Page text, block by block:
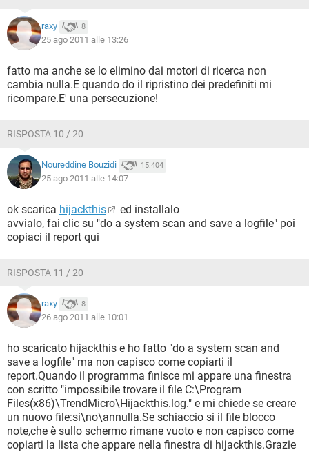
raxy 8
25 ago 2011 alle 13:26
fatto ma anche se lo elimino dai motori di ricerca non
cambia nulla.E quando do il ripristino dei predefiniti mi
ricompare.E' una persecuzione!
RISPOSTA 10 / 20
Noureddine Bouzidi 15.404
25 ago 2011 alle 14:07
ok scarica hijackthis
ed installalo
avvialo, fai clic su "do a system scan and save a logfile" poi
copiaci il report qui
RISPOSTA 11 / 20
raxy 8
26 ago 2011 alle 10:01
ho scaricato hijackthis e ho fatto "do a system scan and
save a logfile" ma non capisco come copiarti il
report.Quando il programma finisce mi appare una finestra
con scritto "impossibile trovare il file C:\Program
Files(x86)\TrendMicro\Hijackthis.log." e mi chiede se creare
un nuovo file:si\no\annulla.Se schiaccio si il file blocco
note,che è sullo schermo rimane vuoto e non capisco come
copiarti la lista che appare nella finestra di hijackthis.Grazie